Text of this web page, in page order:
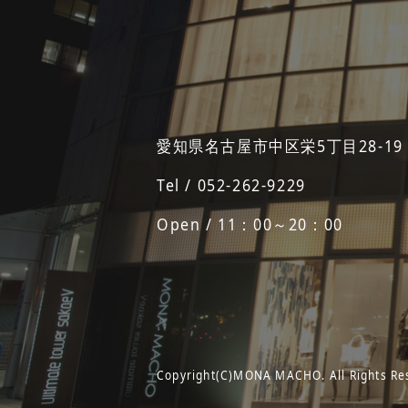
愛知県名古屋市中区栄5丁目28-
Tel / 052-262-9229
Open / 11：00～20：00
Copyright(C)MONA MACHO. All Rights